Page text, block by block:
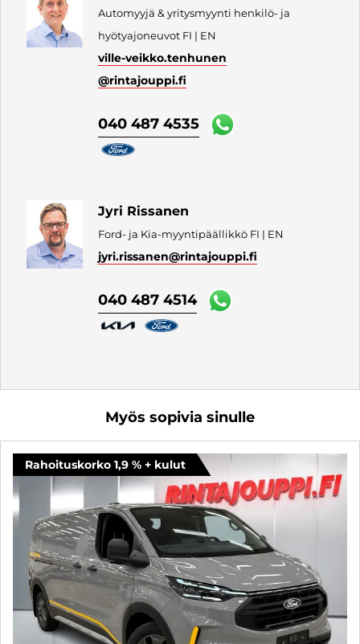
Automyyjä & yritysmyynti henkilö- ja
hyötyajoneuvot FI | EN
ville-veikko.tenhunen
@rintajouppi.fi
040 487 4535
Jyri Rissanen
Ford- ja Kia-myyntipäällikkö FI | EN
jyri.rissanen@rintajouppi.fi
040 487 4514
Myös sopivia sinulle
Rahoituskorko 1,9 % + kulut